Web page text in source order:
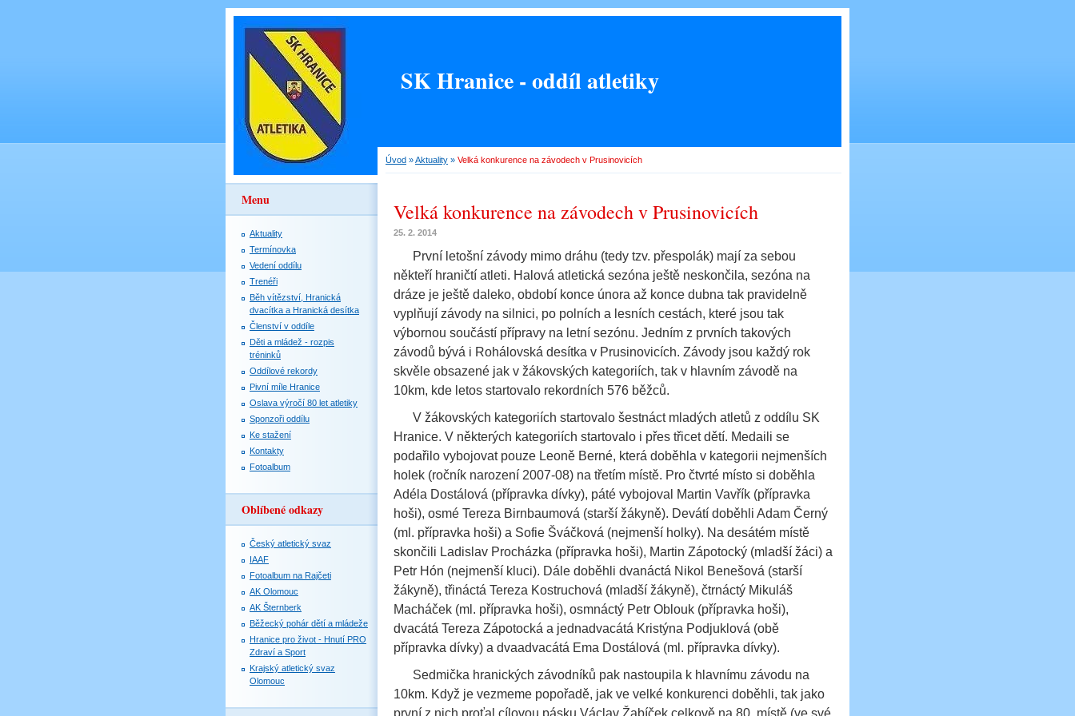
SK Hranice - oddíl atletiky
Úvod »Aktuality » Velká konkurence na závodech v Prusinovicích
Velká konkurence na závodech v Prusinovicích
25. 2. 2014
První letošní závody mimo dráhu (tedy tzv. přespolák) mají za sebou
někteří hraničtí atleti. Halová atletická sezóna ještě neskončila, sezóna na
dráze je ještě daleko, období konce února až konce dubna tak pravidelně
vyplňují závody na silnici, po polních a lesních cestách, které jsou tak
výbornou součástí přípravy na letní sezónu. Jedním z prvních takových
závodů bývá i Rohálovská desítka v Prusinovicích. Závody jsou každý rok
skvěle obsazené jak v žákovských kategoriích, tak v hlavním závodě na
10km, kde letos startovalo rekordních 576 běžců.
V žákovských kategoriích startovalo šestnáct mladých atletů z oddílu SK
Hranice. V některých kategoriích startovalo i přes třicet dětí. Medaili se
podařilo vybojovat pouze Leoně Berné, která doběhla v kategorii nejmenších
holek (ročník narození 2007-08) na třetím místě. Pro čtvrté místo si doběhla
Adéla Dostálová (přípravka dívky), páté vybojoval Martin Vavřík (přípravka
hoši), osmé Tereza Birnbaumová (starší žákyně). Devátí doběhli Adam Černý
(ml. přípravka hoši) a Sofie Šváčková (nejmenší holky). Na desátém místě
skončili Ladislav Procházka (přípravka hoši), Martin Zápotocký (mladší žáci) a
Petr Hón (nejmenší kluci). Dále doběhli dvanáctá Nikol Benešová (starší
žákyně), třináctá Tereza Kostruchová (mladší žákyně), čtrnáctý Mikuláš
Macháček (ml. přípravka hoši), osmnáctý Petr Oblouk (přípravka hoši),
dvacátá Tereza Zápotocká a jednadvacátá Kristýna Podjuklová (obě
přípravka dívky) a dvaadvacátá Ema Dostálová (ml. přípravka dívky).
Sedmička hranických závodníků pak nastoupila k hlavnímu závodu na
10km. Když je vezmeme popořadě, jak ve velké konkurenci doběhli, tak jako
první z nich proťal cílovou pásku Václav Žabíček celkově na 80. místě (ve své
Menu
Aktuality
Termínovka
Vedení oddílu
Trenéři
Běh vítězství, Hranická
dvacítka a Hranická desítka
Členství v oddíle
Děti a mládež - rozpis
tréninků
Oddílové rekordy
Pivní míle Hranice
Oslava výročí 80 let atletiky
Sponzoři oddílu
Ke stažení
Kontakty
Fotoalbum
Oblíbené odkazy
Český atletický svaz
IAAF
Fotoalbum na Rajčeti
AK Olomouc
AK Šternberk
Běžecký pohár dětí a mládeže
Hranice pro život - Hnutí PRO
Zdraví a Sport
Krajský atletický svaz
Olomouc